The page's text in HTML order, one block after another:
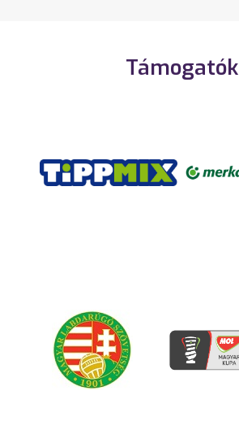
Támogatók